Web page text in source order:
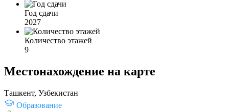
Год сдачи
2027
Количество этажей
9
Местонахождение на карте
Ташкент, Узбекистан
Образование